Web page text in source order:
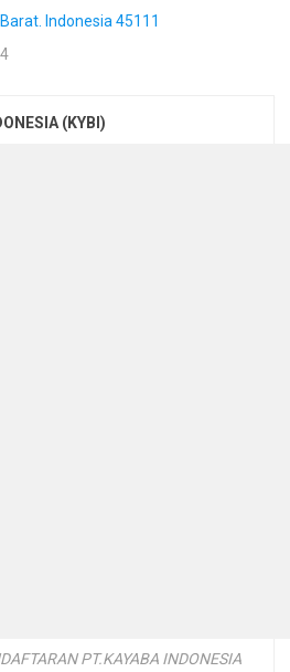
Indonesia 45111
(KYBI)
PT.KAYABA INDONESIA